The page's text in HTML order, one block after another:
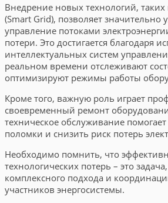
Внедрение новых технологий, таких
(Smart Grid), позволяет значительно
управление потоками
потери. Это достигается благодаря
интеллектуальных систем
реальном времени отслеживают
оптимизируют режимы работы
Кроме того, важную роль играет
своевременный ремонт
техническое обслуживание
поломки и снизить риск потерь
Необходимо помнить, что
технологических потерь – это
комплексного подхода и
участников энергосистемы.